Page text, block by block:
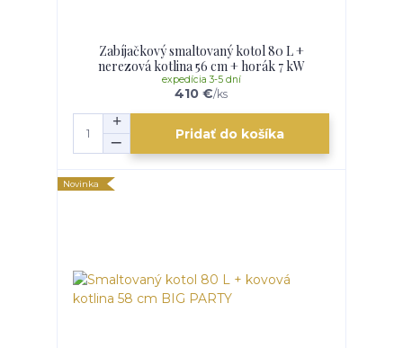
Zabíjačkový smaltovaný kotol 80 L +
nerezová kotlina 56 cm + horák 7 kW
410 €/ks
expedícia 3-5 dní
Pridať do košíka
Novinka